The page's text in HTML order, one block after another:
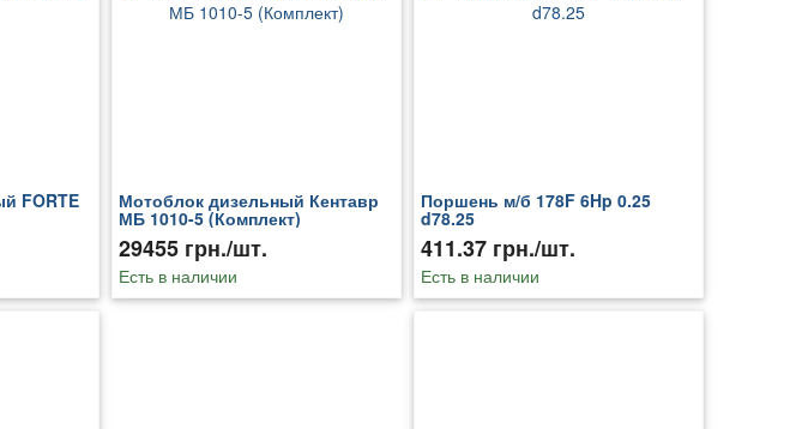
FORTE Мотоблок дизельный Кентавр
МБ 1010-5 (Комплект)
29455 грн./шт.
Есть в наличии
Поршень м/б 178F 6Hp 0.25
d78.25
411.37 грн./шт.
Есть в наличии